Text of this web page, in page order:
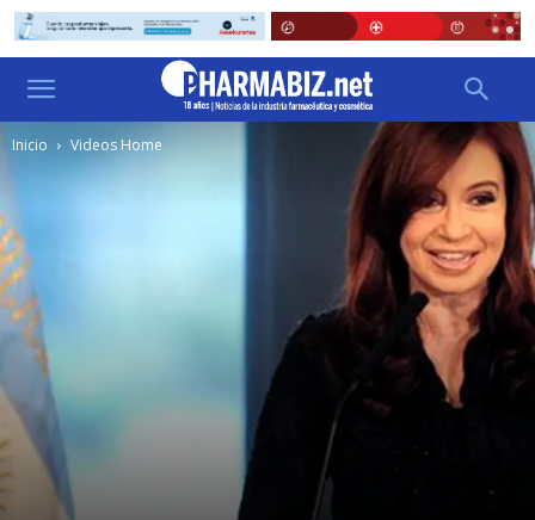
Inicio Videos Home